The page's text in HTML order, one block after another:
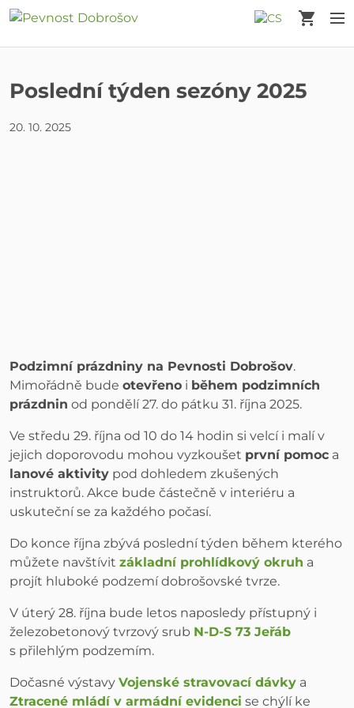
Košík
Poslední týden sezóny 2025
20. 10. 2025
Podzimní prázdniny na Pevnosti Dobrošov.
Mimořádně bude otevřeno i během podzimních
prázdnin od pondělí 27. do pátku 31. října 2025.
Ve středu 29. října od 10 do 14 hodin si velcí i malí v
jejich doporovodu mohou vyzkoušet první pomoc a
lanové aktivity pod dohledem zkušených
instruktorů. Akce bude částečně v interiéru a
uskuteční se za každého počasí.
Do konce října zbývá poslední týden během kterého
můžete navštívit základní prohlídkový okruh a
projít hluboké podzemí dobrošovské tvrze.
V úterý 28. října bude letos naposledy přístupný i
železobetonový tvrzový srub N-D-S 73 Jeřáb
s přilehlým podzemím.
Dočasné výstavy Vojenské stravovací dávky a
Ztracené mládí v armádní evidenci se chýlí ke